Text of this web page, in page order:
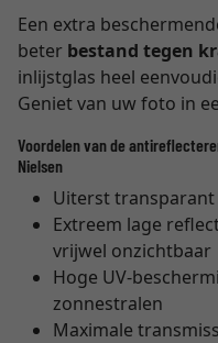
Een extra
beter bestand tegen
inlijstglas heel
Geniet van uw foto in
Voordelen van de
Nielsen
Uiterst transparant
Extreem lage
vrijwel onzichtbaar
Hoge UV-
zonnestralen
Maximale